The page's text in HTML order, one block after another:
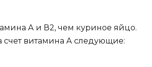
А и В2, чем куриное яйцо.
счет витамина А следующие: